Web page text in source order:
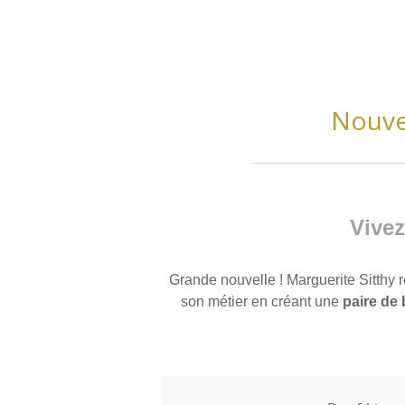
Grande nouvelle ! Marguerite Sitthy
son métier en créant unepaire de